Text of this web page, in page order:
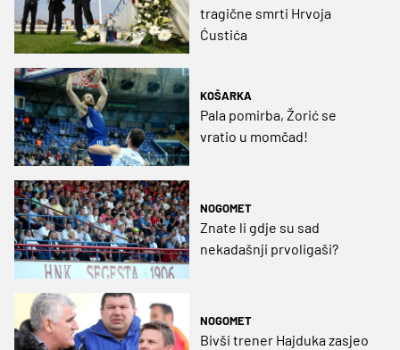
tragične smrti Hrvoja
Ćustića
KOŠARKA
Pala pomirba, Žorić se
vratio u momčad!
NOGOMET
Znate li gdje su sad
nekadašnji prvoligaši?
NOGOMET
Bivši trener Hajduka zasjeo